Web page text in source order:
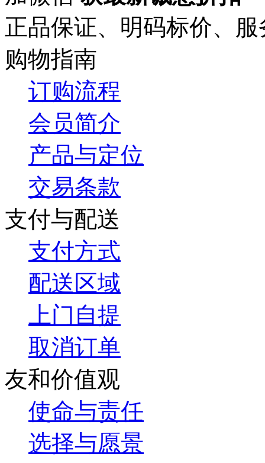
正品保证、明码标价、
购物指南
订购流程
会员简介
产品与定位
交易条款
支付与配送
支付方式
配送区域
上门自提
取消订单
友和价值观
使命与责任
选择与愿景